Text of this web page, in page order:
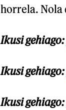
horrela. Nola
Ikusi gehiago:
Ikusi gehiago:
Ikusi gehiago: